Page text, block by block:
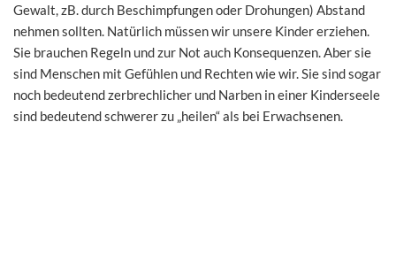
Gewalt, zB. durch Beschimpfungen oder Drohungen) Abstand
nehmen sollten. Natürlich müssen wir unsere Kinder erziehen.
Sie brauchen Regeln und zur Not auch Konsequenzen. Aber sie
sind Menschen mit Gefühlen und Rechten wie wir. Sie sind sogar
noch bedeutend zerbrechlicher und Narben in einer Kinderseele
sind bedeutend schwerer zu „heilen“ als bei Erwachsenen.